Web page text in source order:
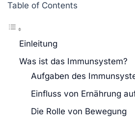
Table of Contents
Einleitung
Was ist das Immunsystem?
Aufgaben des
Einfluss von Ernährung
Die Rolle von Bewegung